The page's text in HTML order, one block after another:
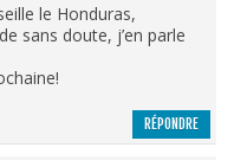
le Honduras,
sans doute, j’en parle
RÉPONDRE